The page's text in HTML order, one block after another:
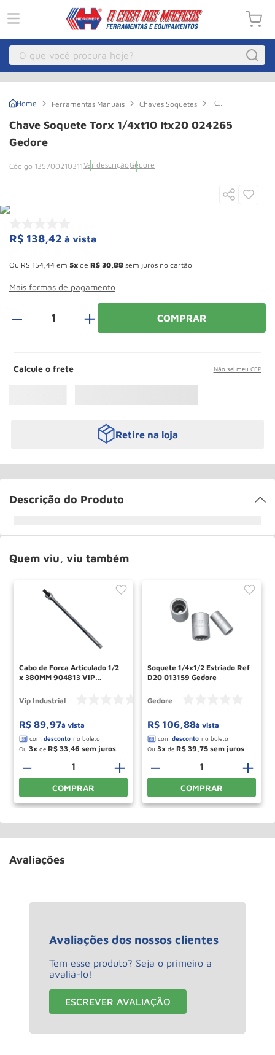
O que você procura hoje?
Ferramentas Manuais Chaves Soquetes
Chave
Torx
1/4xt10
Chave Soquete Torx 1/4xt10 Itx20 024265
Gedore
135700210311Ver descriçãoGedore
R$ 138,42 à vista
Ou R$ 154 44 em 5 de R$ 30 88 sem juros no cartão
Mais formas de pagamento
＋ COMPRAR
Calcule o frete Não sei meu CEP
Retire na loja
Descrição do Produto
Quem viu, viu também
Cabo de Forca Articulado 1/2
x 380MM 904813 VIP
Vip Industrial
R$ 89,97à vista
Ou 3 de R$ 33,46
＋
－
COMPRAR
Soquete 1/4x1/2 Estriado Ref
D20 013159 Gedore
Gedore
R$ 106,88à vista
Ou 3 de R$ 39,75
＋
－
COMPRAR
Avaliações
Avaliações dos nossos clientes
Tem esse produto? Seja o primeiro a
avaliá-lo!
ESCREVER AVALIAÇÃO
º Macaco Hidraulico
8 Talha
9º Rodizio
10 º Paleteira